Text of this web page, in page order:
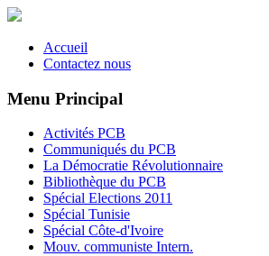
Accueil
Contactez nous
Menu Principal
Activités PCB
Communiqués du PCB
La Démocratie Révolutionnaire
Bibliothèque du PCB
Spécial Elections 2011
Spécial Tunisie
Spécial Côte-d'Ivoire
Mouv. communiste Intern.